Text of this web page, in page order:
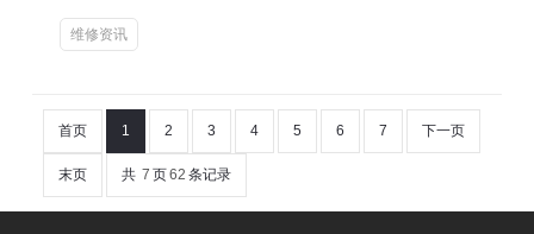
维修资讯
首页 1 2 3 4 5 6 7 下一页
末页 共 7 页62 条记录